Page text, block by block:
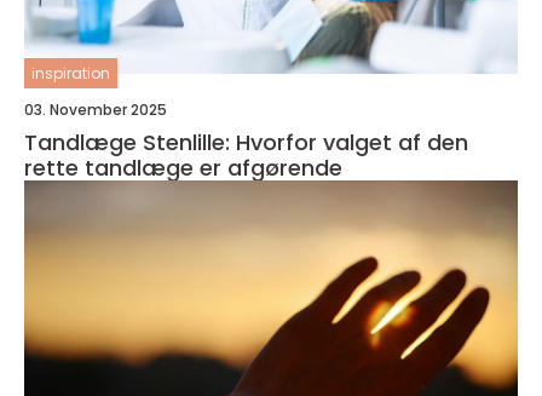
inspiration
03. November 2025
Tandlæge Stenlille: Hvorfor valget af den
rette tandlæge er afgørende